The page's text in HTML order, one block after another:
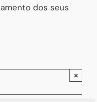
dos seus
×